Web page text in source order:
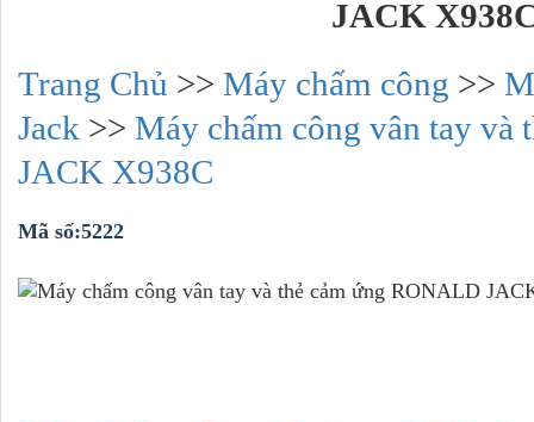
JACK
Trang Chủ >> Máy chấm công >>
Jack >> Máy chấm công vân tay và
JACK X938C
Mã số:5222